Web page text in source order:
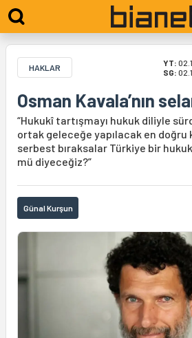
HAKLAR YT:
SG:
Osman Kavala’nın
“Hukukî tartışmayı hukuk diliyle
ortak geleceğe yapılacak en doğru
serbest bıraksalar Türkiye bir
mü diyeceğiz?”
Günal Kurşun